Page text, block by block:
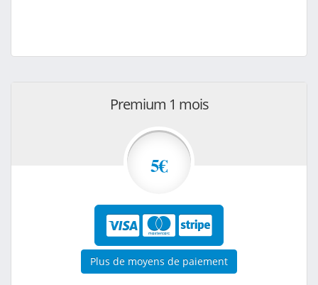
Premium 1 mois
5€
Plus de moyens de paiement